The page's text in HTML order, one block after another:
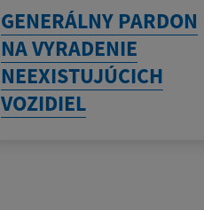
GENERÁLNY PARDON
NA VYRADENIE
NEEXISTUJÚCICH
VOZIDIEL